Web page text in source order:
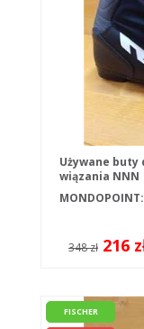
Używane buty
wiązania NNN
348 zł 216
FISCHER